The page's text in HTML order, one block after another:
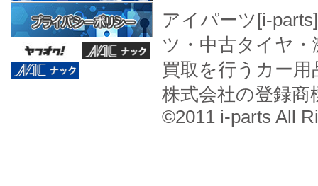
アイパーツ[i-
ツ・中古タイヤ
買取を行うカー
株式会社の登録商
©2011 i-parts All